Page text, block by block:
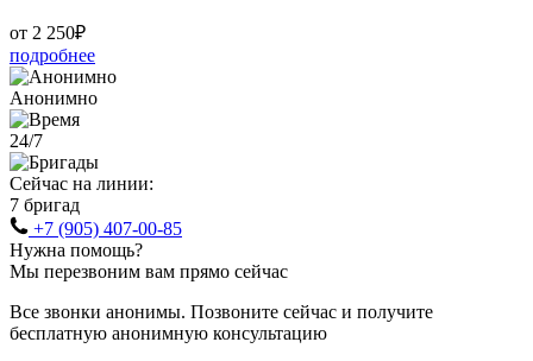
от 2 250₽
подробнее
Анонимно
24/7
Сейчас на линии:
7 бригад
+7 (905) 407-00-85
Нужна помощь?
Мы перезвоним вам прямо сейчас
Все звонки анонимы. Позвоните сейчас и получите
бесплатную анонимную консультацию